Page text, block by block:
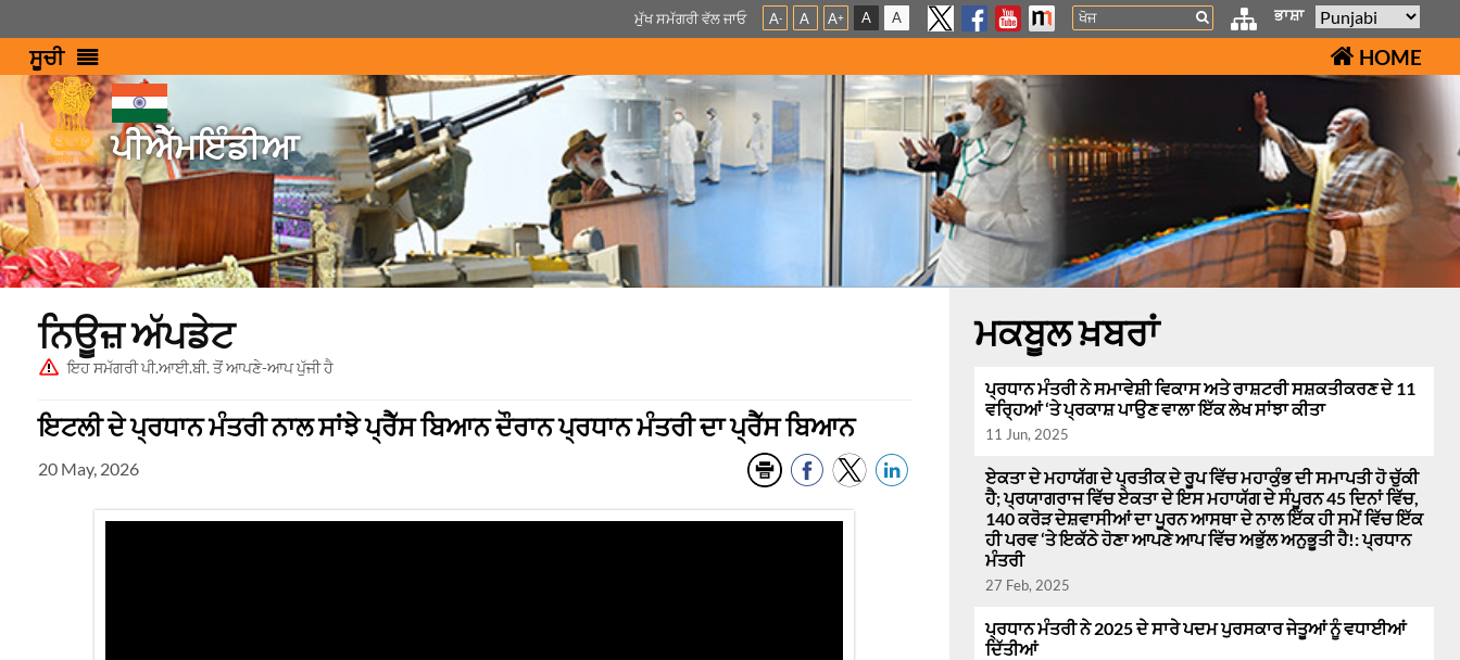
ਮੁੱਖ ਸਮੱਗਰੀ ਵੱਲ ਜਾਓ A- A A+ A A Search ਭਾਸ਼ਾ
ਸੂਚੀ HOME
ਪੀਐੱਮਇੰਡੀਆ
ਨਿਊਜ਼ ਅੱਪਡੇਟ
ਇਹ ਸਮੱਗਰੀ ਪੀ.ਆਈ.ਬੀ. ਤੋਂ ਆਪਣੇ-ਆਪ ਪੁੱਜੀ ਹੈ
ਇਟਲੀ ਦੇ ਪ੍ਰਧਾਨ ਮੰਤਰੀ ਨਾਲ ਸਾਂਝੇ ਪ੍ਰੈੱਸ ਬਿਆਨ ਦੌਰਾਨ ਪ੍ਰਧਾਨ ਮੰਤਰੀ ਦਾ ਪ੍ਰੈੱਸ ਬਿਆਨ
20 May, 2026
ਮਕਬੂਲ ਖ਼ਬਰਾਂ
ਪ੍ਰਧਾਨ ਮੰਤਰੀ ਨੇ ਸਮਾਵੇਸ਼ੀ ਵਿਕਾਸ ਅਤੇ ਰਾਸ਼ਟਰੀ ਸਸ਼ਕਤੀਕਰਣ ਦੇ 11
ਵਰ੍ਹਿਆਂ ‘ਤੇ ਪ੍ਰਕਾਸ਼ ਪਾਉਣ ਵਾਲਾ ਇੱਕ ਲੇਖ ਸਾਂਝਾ ਕੀਤਾ
11 Jun, 2025
ਏਕਤਾ ਦੇ ਮਹਾਯੱਗ ਦੇ ਪ੍ਰਤੀਕ ਦੇ ਰੂਪ ਵਿੱਚ ਮਹਾਕੁੰਭ ਦੀ ਸਮਾਪਤੀ ਹੋ ਚੁੱਕੀ
ਹੈ; ਪ੍ਰਯਾਗਰਾਜ ਵਿੱਚ ਏਕਤਾ ਦੇ ਇਸ ਮਹਾਯੱਗ ਦੇ ਸੰਪੂਰਨ 45 ਦਿਨਾਂ ਵਿੱਚ,
140 ਕਰੋੜ ਦੇਸ਼ਵਾਸੀਆਂ ਦਾ ਪੂਰਨ ਆਸਥਾ ਦੇ ਨਾਲ ਇੱਕ ਹੀ ਸਮੇਂ ਵਿੱਚ ਇੱਕ
ਹੀ ਪਰਵ ‘ਤੇ ਇਕੱਠੇ ਹੋਣਾ ਆਪਣੇ ਆਪ ਵਿੱਚ ਅਭੁੱਲ ਅਨੁਭੂਤੀ ਹੈ!: ਪ੍ਰਧਾਨ
ਮੰਤਰੀ
27 Feb, 2025
ਪ੍ਰਧਾਨ ਮੰਤਰੀ ਨੇ 2025 ਦੇ ਸਾਰੇ ਪਦਮ ਪੁਰਸਕਾਰ ਜੇਤੂਆਂ ਨੂੰ ਵਧਾਈਆਂ
ਦਿੱਤੀਆਂ